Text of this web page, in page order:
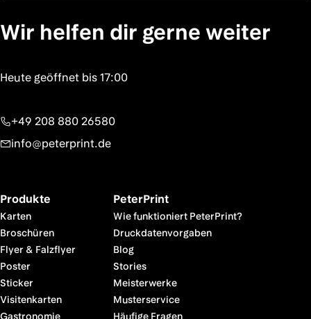
Wir helfen dir gerne weiter
+49 208 880 26580
info@peterprint.de
Produkte
Karten
Broschüren
Flyer & Falzflyer
Poster
Sticker
Visitenkarten
Gastronomie
PeterPrint
Wie funktioniert PeterPrint?
Druckdatenvorgaben
Blog
Stories
Meisterwerke
Musterservice
Häufige Fragen